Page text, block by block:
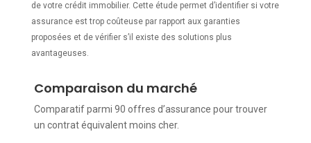
de votre crédit immobilier. Cette étude permet d’identifier si votre
assurance est trop coûteuse par rapport aux garanties
proposées et de vérifier s’il existe des solutions plus
avantageuses.
Comparaison du marché
Comparatif parmi 90 offres d’assurance pour trouver
un contrat équivalent moins cher.